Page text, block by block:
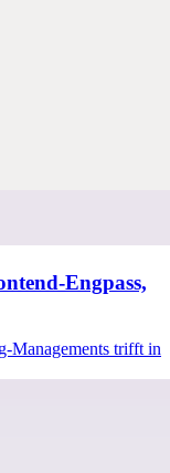
Engpass,
Managements trifft in